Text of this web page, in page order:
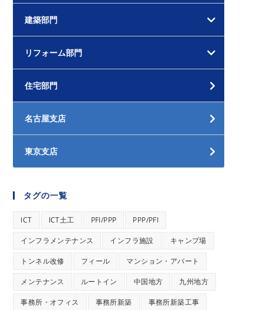
建築部門
リフォーム部門
住宅部門
名古屋支店
東京支店
タグの一覧
ICT ICT土工 PFI/PPP PPP/PFI
インフラメンテナンス インフラ施設 キャンプ場
トンネル改修 フィール マンション・アパート
メンテナンス ルートイン 中国地方 九州地方
事務所・オフィス 事務所新築 事務所新築工事